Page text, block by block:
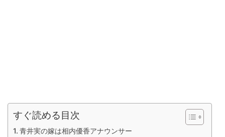
すぐ読める目次
青井実の嫁は相内優香アナウンサー